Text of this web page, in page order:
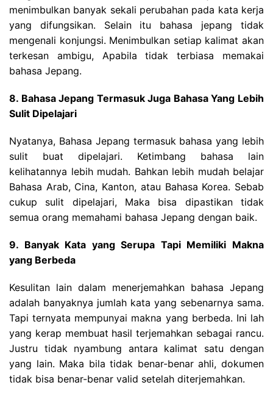
menimbulkan banyak sekali perubahan pada kata kerja
yang difungsikan. Selain itu bahasa jepang tidak
mengenali konjungsi. Menimbulkan setiap kalimat akan
terkesan ambigu, Apabila tidak terbiasa memakai
bahasa Jepang.
8. Bahasa Jepang Termasuk Juga Bahasa Yang Lebih
Sulit Dipelajari
Nyatanya, Bahasa Jepang termasuk bahasa yang lebih
sulit buat dipelajari. Ketimbang bahasa lain
kelihatannya lebih mudah. Bahkan lebih mudah belajar
Bahasa Arab, Cina, Kanton, atau Bahasa Korea. Sebab
cukup sulit dipelajari, Maka bisa dipastikan tidak
semua orang memahami bahasa Jepang dengan baik.
9. Banyak Kata yang Serupa Tapi Memiliki Makna
yang Berbeda
Kesulitan lain dalam menerjemahkan bahasa Jepang
adalah banyaknya jumlah kata yang sebenarnya sama.
Tapi ternyata mempunyai makna yang berbeda. Ini lah
yang kerap membuat hasil terjemahkan sebagai rancu.
Justru tidak nyambung antara kalimat satu dengan
yang lain. Maka bila tidak benar-benar ahli, dokumen
tidak bisa benar-benar valid setelah diterjemahkan.